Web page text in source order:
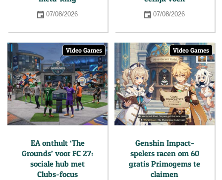
07/08/2026 07/08/2026
Video Games
EA onthult ‘The
Grounds’ voor FC 27:
sociale hub met
Clubs-focus
Video Games
Genshin Impact-
spelers racen om 60
gratis Primogems te
claimen